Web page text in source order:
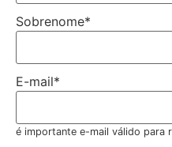
Sobrenome*
E-mail*
é importante e-mail válido para